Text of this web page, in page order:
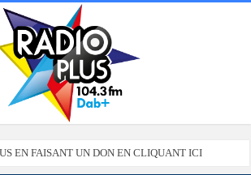
EN FAISANT UN DON EN CLIQUANT ICI